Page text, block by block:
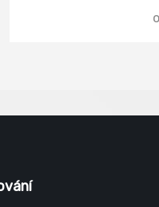
začištěny légou, knoflíčky
materiálu (1 náhradní